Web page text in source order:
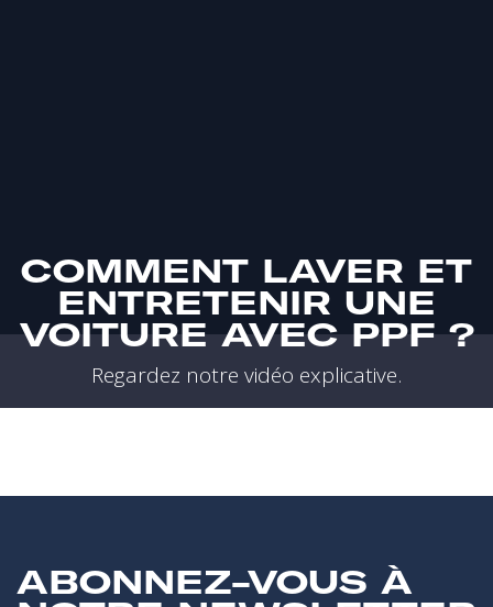
COMMENT LAVER ET
ENTRETENIR UNE
VOITURE AVEC PPF ?
Regardez notre vidéo explicative.
ABONNEZ-VOUS À